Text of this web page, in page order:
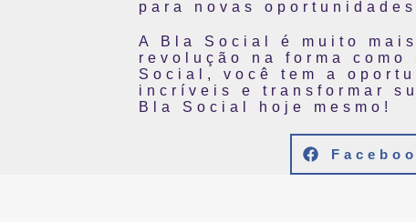
para novas
A Bla Social é muito
revolução na forma
Social, você tem a
incríveis e transformar
Bla Social hoje mesmo!